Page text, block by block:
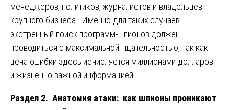
менеджеров, политиков, журналистов и владельцев
крупного бизнеса. Именно для таких случаев
экстренный поиск программ-шпионов должен
проводиться с максимальной тщательностью, так как
цена ошибки здесь исчисляется миллионами долларов
и жизненно важной информацией.
Раздел 2. Анатомия атаки: как шпионы проникают